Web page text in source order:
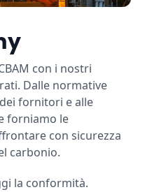
con i nostri
Dalle normative
fornitori e alle
forniamo le
con sicurezza
carbonio.
la conformità.